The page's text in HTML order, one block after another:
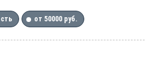
от 50000 руб.